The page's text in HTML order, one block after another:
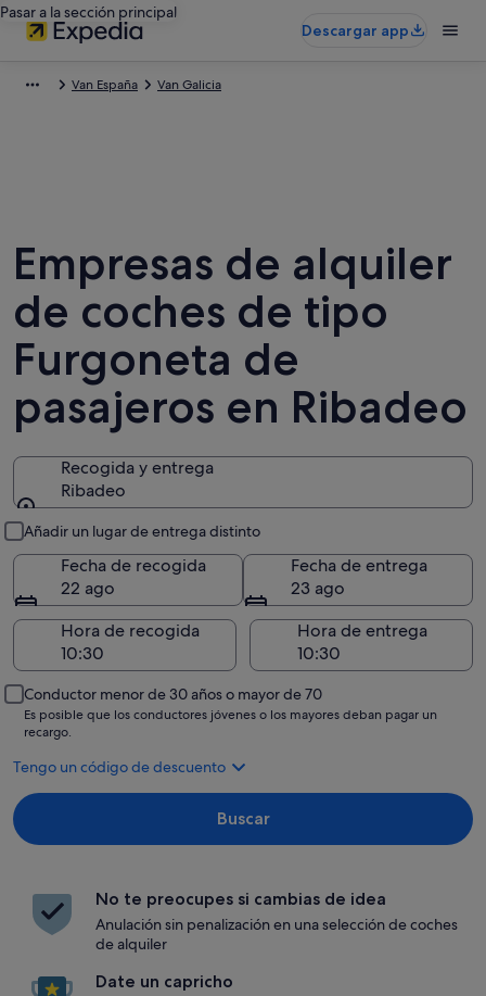
Pasar a la sección principal
Descargar app
Van España Van Galicia
Empresas de alquiler
de coches de tipo
Furgoneta de
pasajeros en Ribadeo
Recogida y entrega
Ribadeo
Añadir un lugar de entrega distinto
Fecha de recogida
22 ago
Fecha de entrega
23 ago
Hora de recogida
Hora de entrega
Conductor menor de 30 años o mayor de 70
Es posible que los conductores jóvenes o los mayores deban pagar un
recargo.
Tengo un código de descuento
Buscar
No te preocupes si cambias de idea
Anulación sin penalización en una selección de coches
de alquiler
Date un capricho